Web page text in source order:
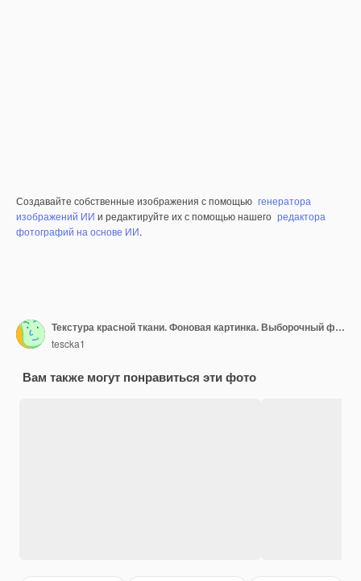
Создавайте собственные изображения с помощью генератора
изображений ИИ и редактируйте их с помощью нашего редактора
фотографий на основе ИИ.
Текстура красной ткани. Фоновая картинка. Выборочный фокус.
tescka1
Вам также могут понравиться эти фото